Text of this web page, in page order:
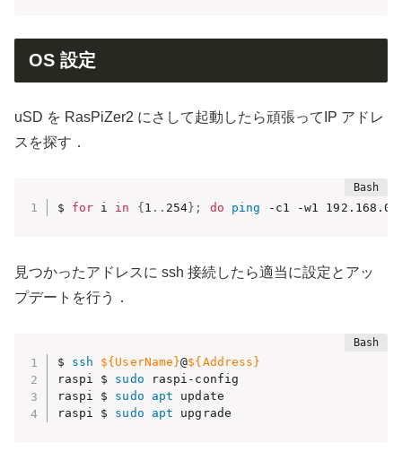
OS 設定
uSD を RasPiZer2 にさして起動したら頑張ってIP アドレ
スを探す．
$ for i in { 1 .. 254 } ; do ping -c1 -w1 192.168.0.
見つかったアドレスに ssh 接続したら適当に設定とアッ
プデートを行う．
$ ssh ${UserName}@${Address}
raspi $ sudo raspi-config
raspi $ sudo apt update
raspi $ sudo apt upgrade